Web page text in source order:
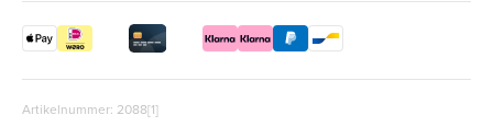
Artikelnummer: 2088[1]